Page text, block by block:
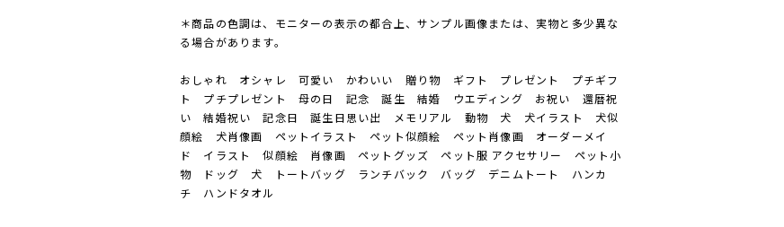
＊商品の色調は、モニターの表示の都合上、サンプル画像または、実物と多少異な
る場合があります。
おしゃれ オシャレ 可愛い かわいい 贈り物 ギフト プレゼント プチギフ
ト プチプレゼント 母の日 記念 誕生 結婚 ウエディング お祝い 還暦祝
い 結婚祝い 記念日 誕生日思い出 メモリアル 動物 犬 犬イラスト 犬似
顔絵 犬肖像画 ペットイラスト ペット似顔絵 ペット肖像画 オーダーメイ
ド イラスト 似顔絵 肖像画 ペットグッズ ペット服 アクセサリー ペット小
物 ドッグ 犬 トートバッグ ランチバック バッグ デニムトート ハンカ
チ ハンドタオル